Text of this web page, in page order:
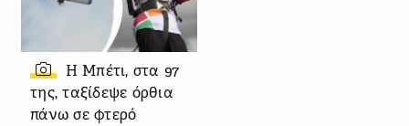
Η Μπέτι, στα 97
της, ταξίδεψε όρθια
πάνω σε φτερό